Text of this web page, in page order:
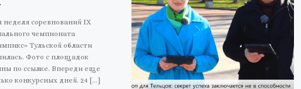
неделя соревнований IX
чемпионата
Тульской области
Фото с площадок
по ссылке. Впереди еще
конкурсных дней. 24 […]